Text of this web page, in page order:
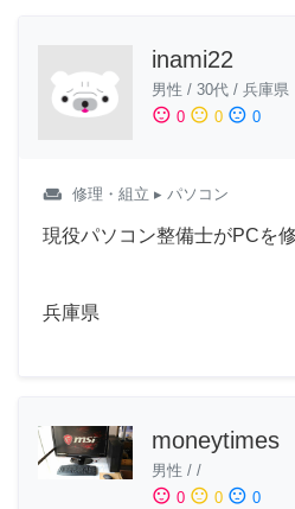
inami22
男性 / 30代 / 兵庫県
sentiment_satisfied 0 sentiment_neutral 0 sentiment_dissatisfied 0
weekend 修理・組立 ▸ パソコン
現役パソコン整備士がPCを
兵庫県
moneytimes
男性 / /
sentiment_satisfied 0 sentiment_neutral 0 sentiment_dissatisfied 0